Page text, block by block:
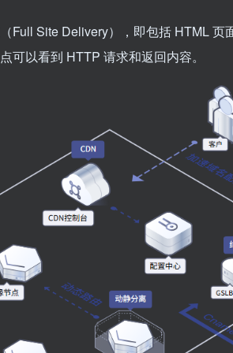
Full Site Delivery），即包括 HTML
可以看到 HTTP 请求和返回内容。